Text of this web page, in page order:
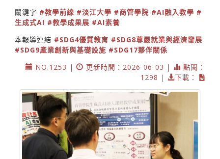
關鍵字 #教學前線 #淡江大學 #商管學院 #AI融入教學 #
生成式AI #教學成果展 #AI素養
本報導連結 #SDG4優質教育 #SDG8尊嚴就業與經濟發展
#SDG9產業創新與基礎設施 #SDG17夥伴關係
NO.1253 |
更新時間：2026-06-03 |
點閱：
1298 |
下載：